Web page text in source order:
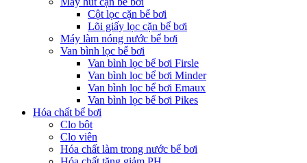
Cột lọc cặn bể bơi
Lõi giấy lọc cặn bể bơi
Máy làm nóng nước bể bơi
Van bình lọc bể bơi
Van bình lọc bể bơi Firsle
Van bình lọc bể bơi Minder
Van bình lọc bể bơi Emaux
Van bình lọc bể bơi Pikes
Hóa chất bể bơi
Clo bột
Clo viên
Hóa chất làm trong nước bể bơi